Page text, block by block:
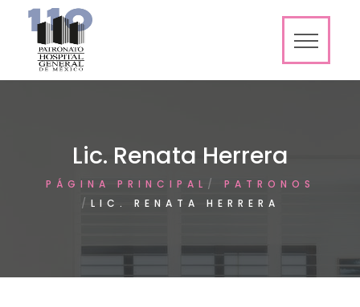
Lic. Renata Herrera
PÁGINA PRINCIPAL
PATRONOS
LIC. RENATA HERRERA